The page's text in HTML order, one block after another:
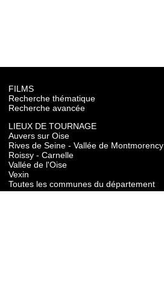
FILMS
Recherche thématique
Recherche avancée
LIEUX DE TOURNAGE
Auvers sur Oise
Rives de Seine - Vallée de Montmorency
Roissy - Carnelle
Vallée de l'Oise
Vexin
Toutes les communes du département